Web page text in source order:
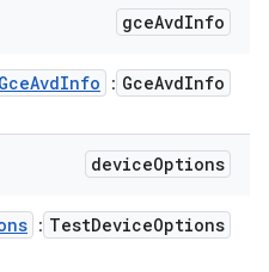
gceAvdInfo
GceAvdInfo
:
GceAvdInfo
deviceOptions
TestDeviceOptions
: